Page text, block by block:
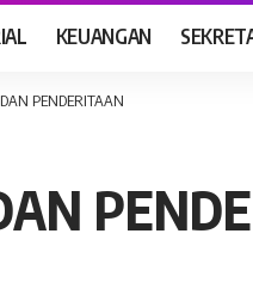
KEUANGAN
PENDERITAAN